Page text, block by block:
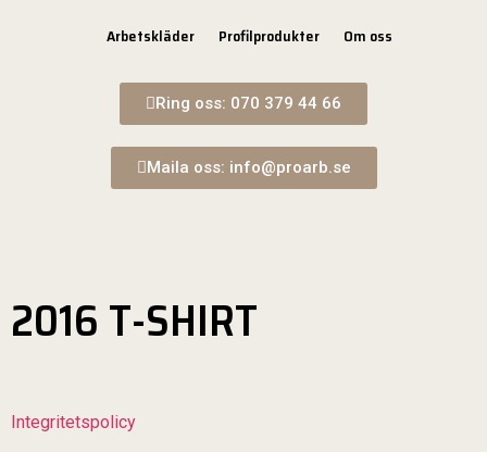
Arbetskläder Profilprodukter Om oss
Ring oss: 070 379 44 66
Maila oss: info@proarb.se
2016 T-SHIRT
Integritetspolicy